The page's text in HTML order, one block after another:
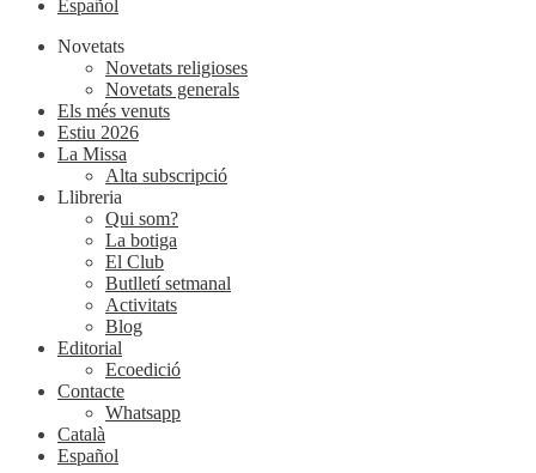
Español
Novetats
Novetats religioses
Novetats generals
Els més venuts
Estiu 2026
La Missa
Alta subscripció
Llibreria
Qui som?
La botiga
El Club
Butlletí setmanal
Activitats
Blog
Editorial
Ecoedició
Contacte
Whatsapp
Català
Español